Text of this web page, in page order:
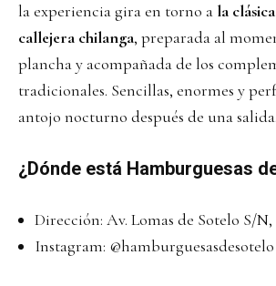
la experiencia gira en torno a la
callejera chilanga, preparada al
plancha y acompañada de los
tradicionales. Sencillas, enormes y
antojo nocturno después de una salida.
¿Dónde está Hamburguesas
Dirección: Av. Lomas de Sotelo S/
Instagram: @hamburguesasdesotelo